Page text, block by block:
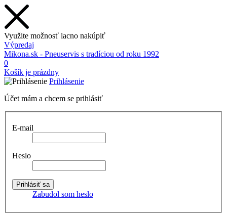
Využite možnosť lacno nakúpiť
Výpredaj
Mikona.sk - Pneuservis s tradíciou od roku 1992
0
Košík je prázdny
Prihlásenie
Účet mám a chcem se prihlásiť
E-mail
Heslo
Zabudol som heslo